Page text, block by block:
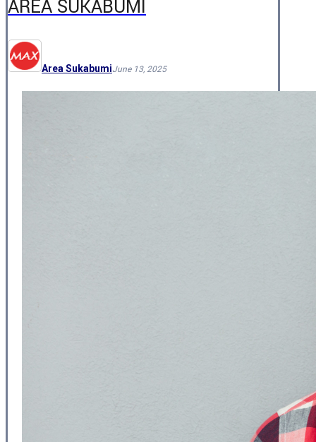
AREA SUKABUMI
Area SukabumiJune 13, 2025